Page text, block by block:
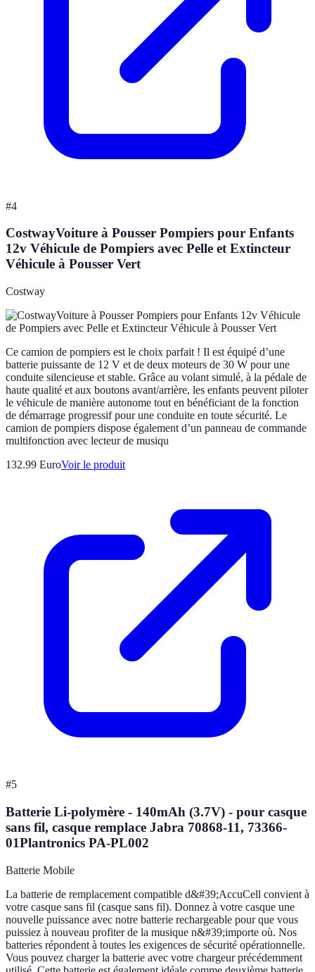
#4
CostwayVoiture à Pousser Pompiers pour Enfants
12v Véhicule de Pompiers avec Pelle et Extincteur
Véhicule à Pousser Vert
Costway
Ce camion de pompiers est le choix parfait ! Il est équipé d’une
batterie puissante de 12 V et de deux moteurs de 30 W pour une
conduite silencieuse et stable. Grâce au volant simulé, à la pédale de
haute qualité et aux boutons avant/arrière, les enfants peuvent piloter
le véhicule de manière autonome tout en bénéficiant de la fonction
de démarrage progressif pour une conduite en toute sécurité. Le
camion de pompiers dispose également d’un panneau de commande
multifonction avec lecteur de musiqu
132.99 EuroVoir le produit
#5
Batterie Li-polymère - 140mAh (3.7V) - pour casque
sans fil, casque remplace Jabra 70868-11, 73366-
01Plantronics PA-PL002
Batterie Mobile
La batterie de remplacement compatible d&#39;AccuCell convient à
votre casque sans fil (casque sans fil). Donnez à votre casque une
nouvelle puissance avec notre batterie rechargeable pour que vous
puissiez à nouveau profiter de la musique n&#39;importe où. Nos
batteries répondent à toutes les exigences de sécurité opérationnelle.
Vous pouvez charger la batterie avec votre chargeur précédemment